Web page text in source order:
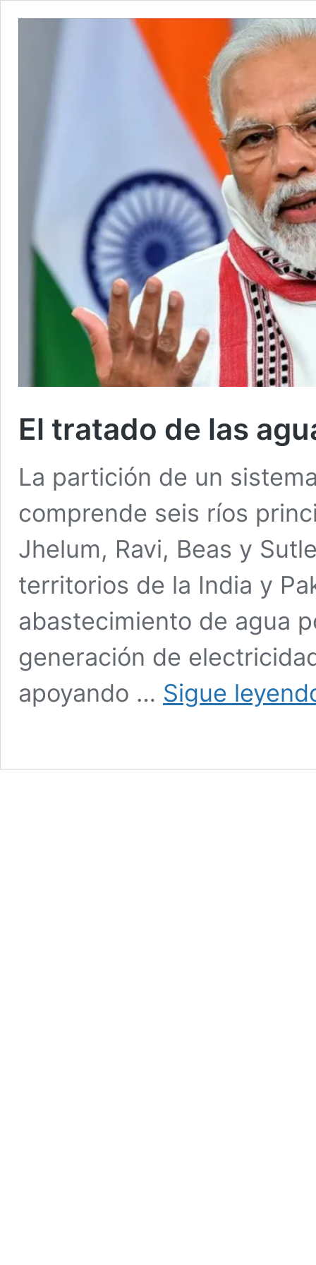
El tratado de las
La partición de un
comprende seis ríos
Jhelum, Ravi, Beas y
territorios de la India y
abastecimiento de agua
generación de
apoyando … Sigue